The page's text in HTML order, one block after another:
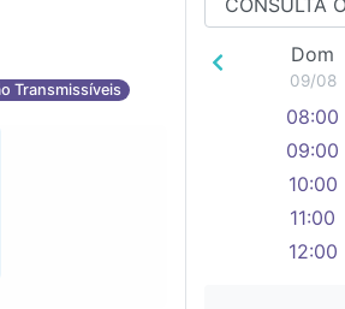
Transmissíveis
Dom
09/08
08:00
09:00
10:00
11:00
12:00